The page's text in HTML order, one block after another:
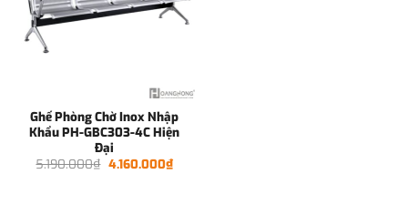
Ghế Phòng Chờ Inox Nhập
Khẩu PH-GBC303-4C Hiện
Đại
5.190.000₫ Giá
4.160.000₫Giá
hiện